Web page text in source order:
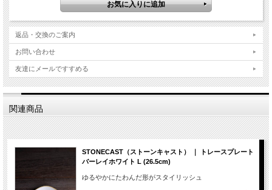
返品・交換のご案内
お問い合わせ
友達にメールですすめる
関連商品
STONECAST（ストーンキャスト） ｜ トレースプレート
バーレイホワイト L (26.5cm)
ゆるやかにたわんだ形がスタイリッシュ